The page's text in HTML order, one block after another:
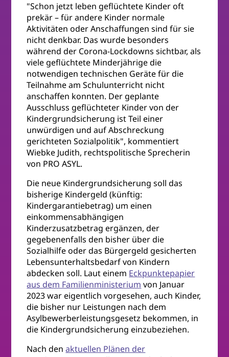
"Schon jetzt leben geflüchtete Kinder oft
prekär – für andere Kinder normale
Aktivitäten oder Anschaffungen sind für sie
nicht denkbar. Das wurde besonders
während der Corona-Lockdowns sichtbar, als
viele geflüchtete Minderjährige die
notwendigen technischen Geräte für die
Teilnahme am Schulunterricht nicht
anschaffen konnten. Der geplante
Ausschluss geflüchteter Kinder von der
Kindergrundsicherung ist Teil einer
unwürdigen und auf Abschreckung
gerichteten Sozialpolitik", kommentiert
Wiebke Judith, rechtspolitische Sprecherin
von PRO ASYL.
Die neue Kindergrundsicherung soll das
bisherige Kindergeld (künftig:
Kindergarantiebetrag) um einen
einkommensabhängigen
Kinderzusatzbetrag ergänzen, der
gegebenenfalls den bisher über die
Sozialhilfe oder das Bürgergeld gesicherten
Lebensunterhaltsbedarf von Kindern
abdecken soll. Laut einem Eckpunktepapier
aus dem Familienministerium von Januar
2023 war eigentlich vorgesehen, auch Kinder,
die bisher nur Leistungen nach dem
Asylbewerberleistungsgesetz bekommen, in
die Kindergrundsicherung einzubeziehen.
Nach denaktuellen Plänen der